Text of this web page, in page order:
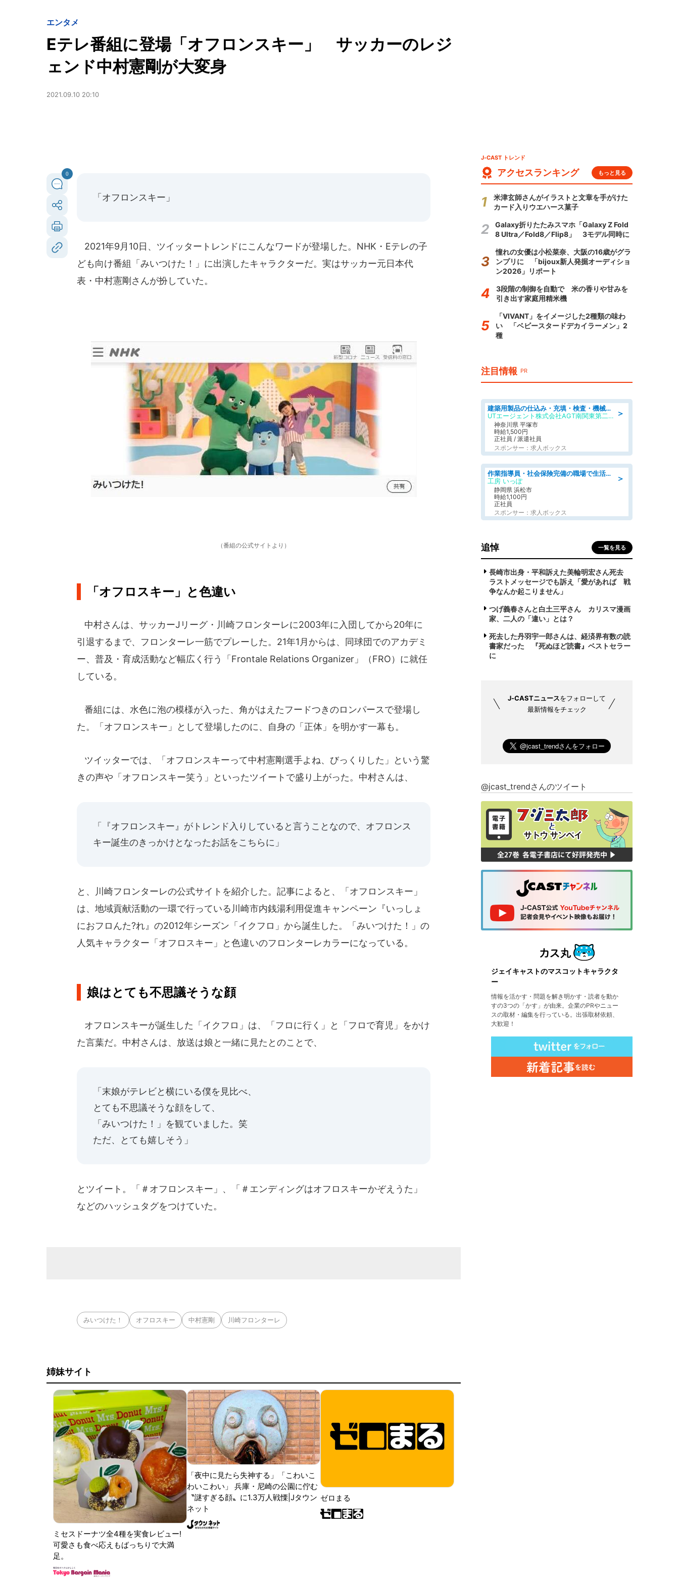
エンタメ
Eテレ番組に登場「オフロンスキー」 サッカーのレジ
ェンド中村憲剛が大変身
2021.09.10 20:10
0
「オフロンスキー」
2021年9月10日、ツイッタートレンドにこんなワードが登場した。NHK・Eテレの子
ども向け番組「みいつけた！」に出演したキャラクターだ。実はサッカー元日本代
表・中村憲剛さんが扮していた。
（番組の公式サイトより）
「オフロスキー」と色違い
中村さんは、サッカーJリーグ・川崎フロンターレに2003年に入団してから20年に
引退するまで、フロンターレ一筋でプレーした。21年1月からは、同球団でのアカデミ
ー、普及・育成活動など幅広く行う「Frontale Relations Organizer」（FRO）に就任
している。
番組には、水色に泡の模様が入った、角がはえたフードつきのロンパースで登場し
た。「オフロンスキー」として登場したのに、自身の「正体」を明かす一幕も。
ツイッターでは、「オフロンスキーって中村憲剛選手よね、びっくりした」という驚
きの声や「オフロンスキー笑う」といったツイートで盛り上がった。中村さんは、
「『オフロンスキー』がトレンド入りしていると言うことなので、オフロンス
キー誕生のきっかけとなったお話をこちらに」
と、川崎フロンターレの公式サイトを紹介した。記事によると、「オフロンスキー」
は、地域貢献活動の一環で行っている川崎市内銭湯利用促進キャンペーン『いっしょ
におフロんた?れ』の2012年シーズン「イクフロ」から誕生した。「みいつけた！」の
人気キャラクター「オフロスキー」と色違いのフロンターレカラーになっている。
娘はとても不思議そうな顔
オフロンスキーが誕生した「イクフロ」は、「フロに行く」と「フロで育児」をかけ
た言葉だ。中村さんは、放送は娘と一緒に見たとのことで、
「末娘がテレビと横にいる僕を見比べ、
とても不思議そうな顔をして、
「みいつけた！」を観ていました。笑
ただ、とても嬉しそう」
とツイート。「＃オフロンスキー」、「＃エンディングはオフロスキーかぞえうた」
などのハッシュタグをつけていた。
みいつけた！ オフロスキー 中村憲剛 川崎フロンターレ
姉妹サイト
ミセスドーナツ全4種を実食レビュー!
可愛さも食べ応えもばっちりで大満
足。
「夜中に見たら失神する」「こわいこ
わいこわい」 兵庫・尼崎の公園に佇む
〝謎すぎる顔〟に1.3万人戦慄|Jタウン
ネット
ゼロまる
J-CAST トレンド
アクセスランキング もっと見る
米津玄師さんがイラストと文章を手がけた
カード入りウエハース菓子
Galaxy折りたたみスマホ「Galaxy Z Fold
8 Ultra／Fold8／Flip8」 3モデル同時に
憧れの女優は小松菜奈、大阪の16歳がグラ
ンプリに 「bijoux新人発掘オーディショ
ン2026」リポート
3段階の制御を自動で 米の香りや甘みを
引き出す家庭用精米機
「VIVANT」をイメージした2種類の味わ
い 「ベビースタードデカイラーメン」2
種
注目情報 PR
＞
建築用製品の仕込み・充填・検査・機械操作/寮完備/日払い/工場・製造
UTエージェント株式会社AGT南関東第二CU
神奈川県 平塚市
時給1,500円
正社員 / 派遣社員
スポンサー：求人ボックス
＞
作業指導員・社会保険完備の職場で生活支援員
工房 いっぽ
静岡県 浜松市
時給1,100円
正社員
スポンサー：求人ボックス
追悼 一覧を見る
長崎市出身・平和訴えた美輪明宏さん死去
ラストメッセージでも訴え「愛があれば 戦
争なんか起こりません」
つげ義春さんと白土三平さん カリスマ漫画
家、二人の「違い」とは？
死去した丹羽宇一郎さんは、経済界有数の読
書家だった 『死ぬほど読書』ベストセラー
に
J-CASTニュースをフォローして
最新情報をチェック
@jcast_trendさんのツイート
ジェイキャストのマスコットキャラクタ
ー
情報を活かす・問題を解き明かす・読者を動か
すの3つの「かす」が由来。企業のPRやニュー
スの取材・編集を行っている。出張取材依頼、
大歓迎！